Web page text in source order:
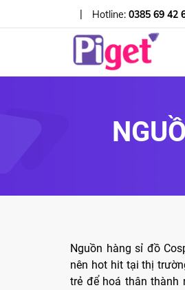
| Hotline: 0385 69 42
Nguồn hàng sỉ đồ
nên hot hit tại thị
trẻ để hoá thân thành